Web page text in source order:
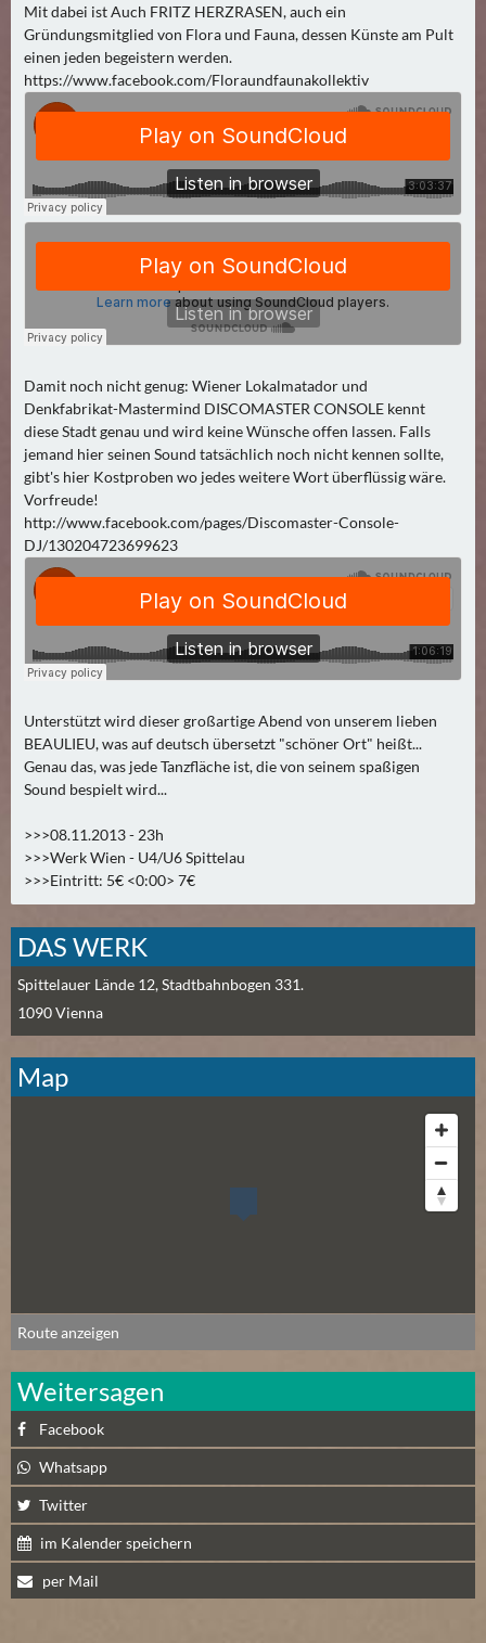
T
A
G
(
0
N
Ä
C
T
R
S
A
M
S
T
A
G
U
G
U
S
1
7
)
S
E
P
T
E
Mit dabei ist Auch FRITZ HERZRASEN, auch ein
Gründungsmitglied von Flora und Fauna, dessen Künste am Pult
einen jeden begeistern werden.
https://www.facebook.com/Floraundfaunakollektiv
Damit noch nicht genug: Wiener Lokalmatador und
Denkfabrikat-Mastermind DISCOMASTER CONSOLE kennt
diese Stadt genau und wird keine Wünsche offen lassen. Falls
jemand hier seinen Sound tatsächlich noch nicht kennen sollte,
gibt's hier Kostproben wo jedes weitere Wort überflüssig wäre.
Vorfreude!
http://www.facebook.com/pages/Discomaster-Console-
DJ/130204723699623
Unterstützt wird dieser großartige Abend von unserem lieben
BEAULIEU, was auf deutsch übersetzt "schöner Ort" heißt...
Genau das, was jede Tanzfläche ist, die von seinem spaßigen
Sound bespielt wird...
>>>08.11.2013 - 23h
>>>Werk Wien - U4/U6 Spittelau
>>>Eintritt: 5€ <0:00> 7€
DAS WERK
Spittelauer Lände 12, Stadtbahnbogen 331.
1090Vienna
Map
Route anzeigen
Weitersagen
Facebook
Whatsapp
Twitter
im Kalender speichern
per Mail